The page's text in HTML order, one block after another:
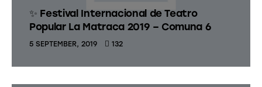
✨ Festival Internacional de Teatro
Popular La Matraca 2019 – Comuna 6
5 SEPTEMBER, 2019 132